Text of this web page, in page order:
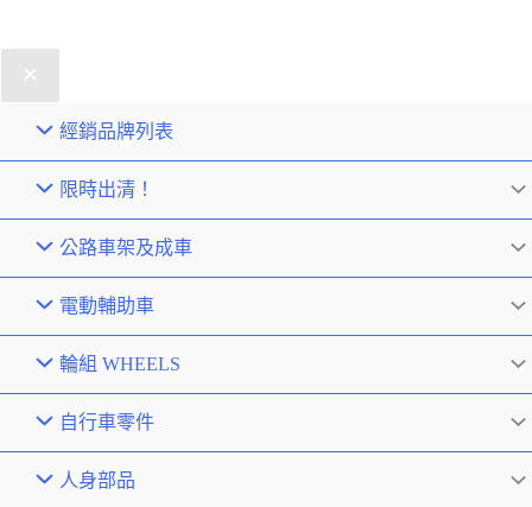
經銷品牌列表
限時出清！
公路車架及成車
電動輔助車
輪組 WHEELS
自行車零件
人身部品